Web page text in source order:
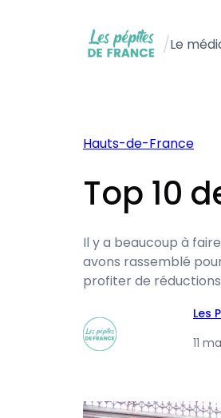
/Le
Hauts-de-France
Top 10
Il y a beaucoup à
avons rassemblé
profiter de
Les
11